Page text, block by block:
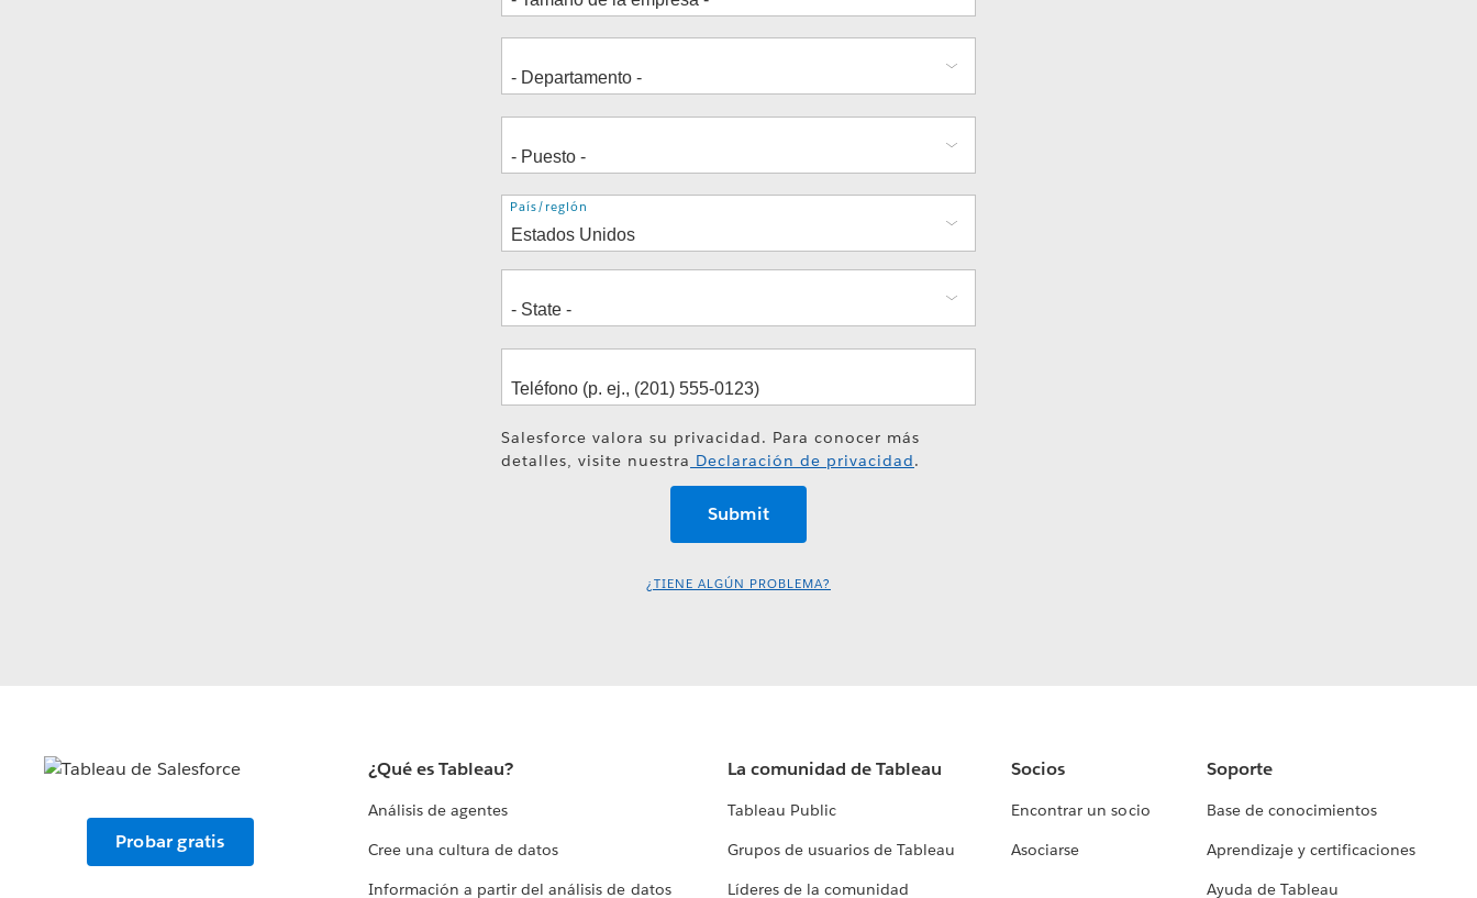
Dirección
País/región
Salesforce valora su privacidad. Para conocer más
detalles, visite nuestra Declaración de privacidad.
¿TIENE ALGÚN PROBLEMA?
Probar gratis
¿Qué es Tableau?
Análisis de agentes
Cree una cultura de datos
Información a partir del análisis de datos
La comunidad de Tableau
Tableau Public
Grupos de usuarios de Tableau
Líderes de la comunidad
Socios
Encontrar un socio
Asociarse
Soporte
Base de conocimientos
Aprendizaje y certificaciones
Ayuda de Tableau